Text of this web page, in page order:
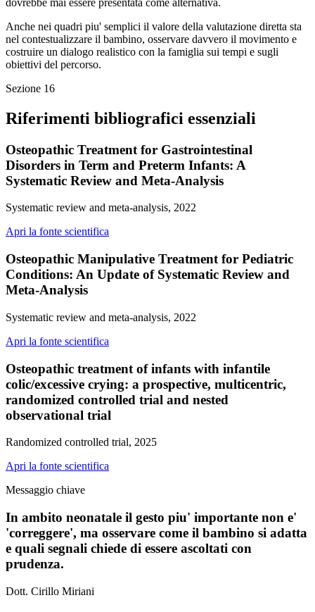
dovrebbe mai essere presentata come alternativa.
Anche nei quadri piu' semplici il valore della valutazione diretta sta
nel contestualizzare il bambino, osservare davvero il movimento e
costruire un dialogo realistico con la famiglia sui tempi e sugli
obiettivi del percorso.
Sezione 16
Riferimenti bibliografici essenziali
Osteopathic Treatment for Gastrointestinal
Disorders in Term and Preterm Infants: A
Systematic Review and Meta-Analysis
Systematic review and meta-analysis, 2022
Apri la fonte scientifica
Osteopathic Manipulative Treatment for Pediatric
Conditions: An Update of Systematic Review and
Meta-Analysis
Systematic review and meta-analysis, 2022
Apri la fonte scientifica
Osteopathic treatment of infants with infantile
colic/excessive crying: a prospective, multicentric,
randomized controlled trial and nested
observational trial
Randomized controlled trial, 2025
Apri la fonte scientifica
Messaggio chiave
In ambito neonatale il gesto piu' importante non e'
'correggere', ma osservare come il bambino si adatta
e quali segnali chiede di essere ascoltati con
prudenza.
Dott. Cirillo Miriani